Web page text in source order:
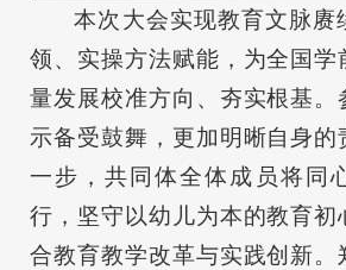
本次大会实现教育文脉赓
领、实操方法赋能，为全国
量发展校准方向、夯实根基。
示备受鼓舞，更加明晰自身
一步，共同体全体成员将同
行，坚守以幼儿为本的教育初
合教育教学改革与实践创新。